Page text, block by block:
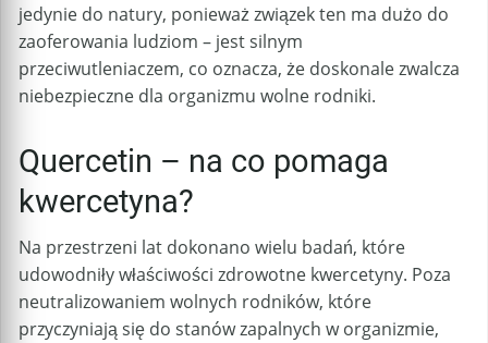
jedynie do natury, ponieważ związek ten ma dużo do
zaoferowania ludziom – jest silnym
przeciwutleniaczem, co oznacza, że doskonale zwalcza
niebezpieczne dla organizmu wolne rodniki.
Quercetin – na co pomaga
kwercetyna?
Na przestrzeni lat dokonano wielu badań, które
udowodniły właściwości zdrowotne kwercetyny. Poza
neutralizowaniem wolnych rodników, które
przyczyniają się do stanów zapalnych w organizmie,